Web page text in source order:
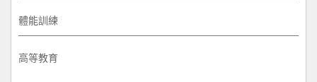
體能訓練
高等教育